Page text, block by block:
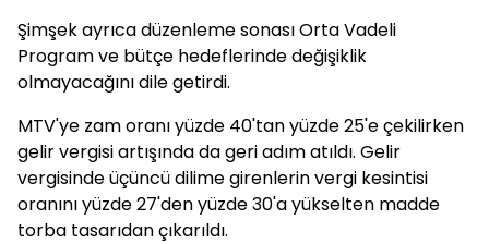
Şimşek ayrıca düzenleme sonası Orta Vadeli
Program ve bütçe hedeflerinde değişiklik
olmayacağını dile getirdi.
MTV'ye zam oranı yüzde 40'tan yüzde 25'e çekilirken
gelir vergisi artışında da geri adım atıldı. Gelir
vergisinde üçüncü dilime girenlerin vergi kesintisi
oranını yüzde 27'den yüzde 30'a yükselten madde
torba tasarıdan çıkarıldı.